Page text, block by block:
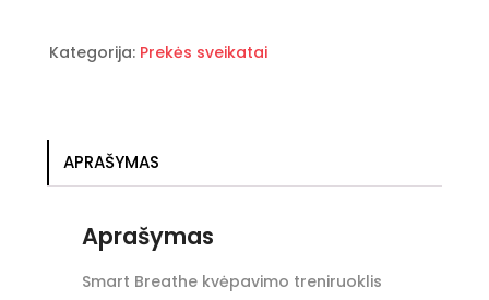
treniruoklis
Kategorija: Prekės sveikatai
APRAŠYMAS
Aprašymas
Smart Breathe kvėpavimo treniruoklis